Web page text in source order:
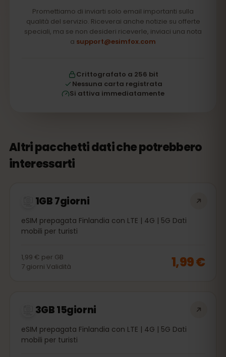
Promettiamo di inviarti solo email importanti sulla
qualità del servizio. Riceverai anche notizie su offerte
speciali, ma se non desideri riceverle, inviaci una nota
a support@esimfox.com
Crittografato a 256 bit
Nessuna carta registrata
Si attiva immediatamente
Altri pacchetti dati che potrebbero
interessarti
1GB 7giorni
eSIM prepagata Finlandia con LTE | 4G | 5G Dati
mobili per turisti
1,99 € per GB
7 giorni Validità 1,99 €
3GB 15giorni
eSIM prepagata Finlandia con LTE | 4G | 5G Dati
mobili per turisti